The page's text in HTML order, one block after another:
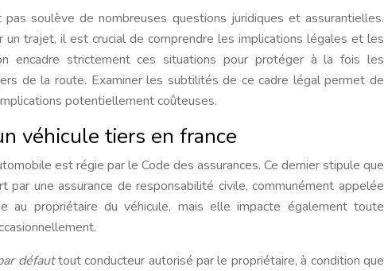
soulève de nombreuses questions juridiques et assurantielles.
trajet, il est crucial de comprendre les implications légales et les
encadre strictement ces situations pour protéger à la fois les
de la route. Examiner les subtilités de ce cadre légal permet de
potentiellement coûteuses.
véhicule tiers en france
est régie par le Code des assurances. Ce dernier stipule que
une assurance de responsabilité civile, communément appelée
au propriétaire du véhicule, mais elle impacte également toute
défauttout conducteur autorisé par le propriétaire, à condition que